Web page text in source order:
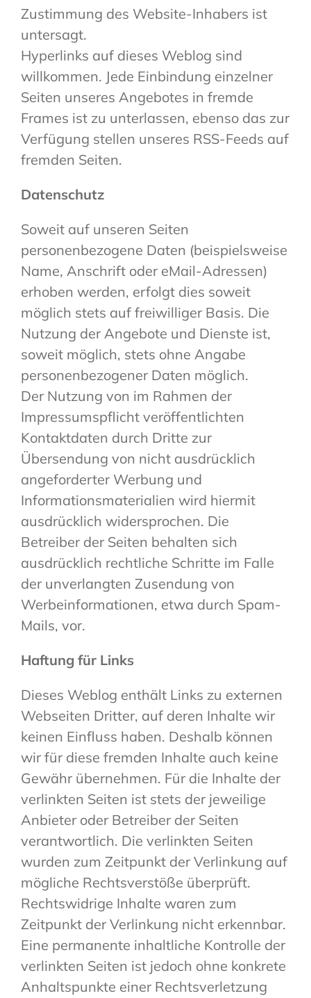
Zustimmung des Website-Inhabers ist
untersagt.
Hyperlinks auf dieses Weblog sind
willkommen. Jede Einbindung einzelner
Seiten unseres Angebotes in fremde
Frames ist zu unterlassen, ebenso das zur
Verfügung stellen unseres RSS-Feeds auf
fremden Seiten.
Datenschutz
Soweit auf unseren Seiten
personenbezogene Daten (beispielsweise
Name, Anschrift oder eMail-Adressen)
erhoben werden, erfolgt dies soweit
möglich stets auf freiwilliger Basis. Die
Nutzung der Angebote und Dienste ist,
soweit möglich, stets ohne Angabe
personenbezogener Daten möglich.
Der Nutzung von im Rahmen der
Impressumspflicht veröffentlichten
Kontaktdaten durch Dritte zur
Übersendung von nicht ausdrücklich
angeforderter Werbung und
Informationsmaterialien wird hiermit
ausdrücklich widersprochen. Die
Betreiber der Seiten behalten sich
ausdrücklich rechtliche Schritte im Falle
der unverlangten Zusendung von
Werbeinformationen, etwa durch Spam-
Mails, vor.
Haftung für Links
Dieses Weblog enthält Links zu externen
Webseiten Dritter, auf deren Inhalte wir
keinen Einfluss haben. Deshalb können
wir für diese fremden Inhalte auch keine
Gewähr übernehmen. Für die Inhalte der
verlinkten Seiten ist stets der jeweilige
Anbieter oder Betreiber der Seiten
verantwortlich. Die verlinkten Seiten
wurden zum Zeitpunkt der Verlinkung auf
mögliche Rechtsverstöße überprüft.
Rechtswidrige Inhalte waren zum
Zeitpunkt der Verlinkung nicht erkennbar.
Eine permanente inhaltliche Kontrolle der
verlinkten Seiten ist jedoch ohne konkrete
Anhaltspunkte einer Rechtsverletzung